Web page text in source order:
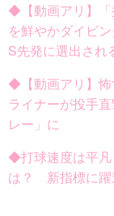
◆【動画アリ】「
を鮮やかダイビ
S先発に選出され
◆【動画アリ】
ライナーが投手
レー」に
◆打球速度は平
は？ 新指標に躍